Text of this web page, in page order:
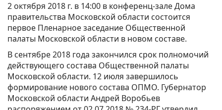
2 октября 2018 г. в 14:00 в конференц-зале Дома
правительства Московской области состоится
первое Пленарное заседание Общественной
палаты Московской области в новом составе.
В сентябре 2018 года закончился срок полномочий
действующего состава Общественной палаты
Московской области. 12 июля завершилось
формирование нового состава ОПМО. Губернатор
Московской области Андрей Воробьев